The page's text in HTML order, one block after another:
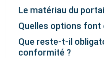
Le matériau du
Quelles options font
Que reste-t-il
conformité ?